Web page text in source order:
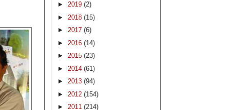
► 2019 (2)
► 2018 (15)
► 2017 (6)
► 2016 (14)
► 2015 (23)
► 2014 (61)
► 2013 (94)
► 2012 (154)
► 2011 (214)